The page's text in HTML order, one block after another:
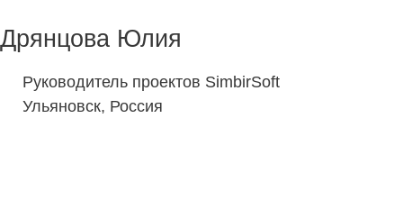
Дрянцова Юлия
Руководитель проектов SimbirSoft
Ульяновск, Россия